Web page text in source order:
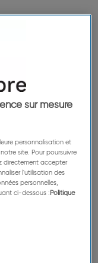
sur mesure
personnalisation et
site. Pour poursuivre
directement accepter
l'utilisation des
personnelles,
ci-dessous : Politique